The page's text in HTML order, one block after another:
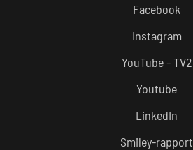
Facebook
Instagram
YouTube - TV2
Youtube
LinkedIn
Smiley-rapport